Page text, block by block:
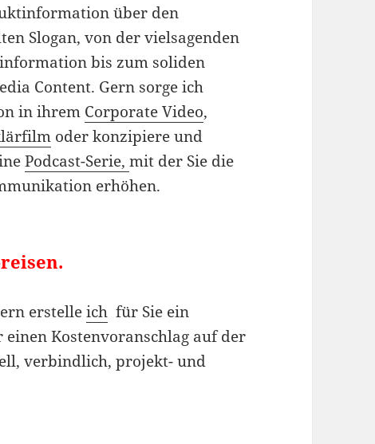
über den
Slogan, von der vielsagenden
bis zum soliden
Content. Gern sorge ich
in ihrem Corporate Video,
oder konzipiere und
Podcast-Serie,mit der Sie die
erhöhen.
erstelleich für Sie ein
Kostenvoranschlag auf der
verbindlich, projekt- und